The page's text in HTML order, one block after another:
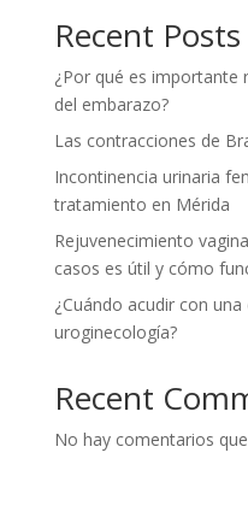
Recent Posts
¿Por qué es importante
del embarazo?
Las contracciones de
Incontinencia urinaria
tratamiento en Mérida
Rejuvenecimiento
casos es útil y cómo
¿Cuándo acudir con
uroginecología?
Recent
No hay comentarios